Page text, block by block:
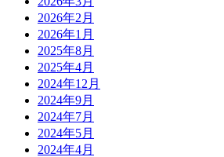
2026年2月
2026年1月
2025年8月
2025年4月
2024年12月
2024年9月
2024年7月
2024年5月
2024年4月